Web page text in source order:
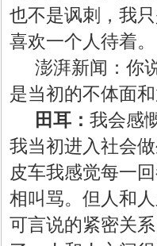
也不是讽刺，我
喜欢一个人待着。
澎湃新闻：你
是当初的不体面
田耳： 我会感
我当初进入社会
皮车我感觉每一
相叫骂。但人和
可言说的紧密关